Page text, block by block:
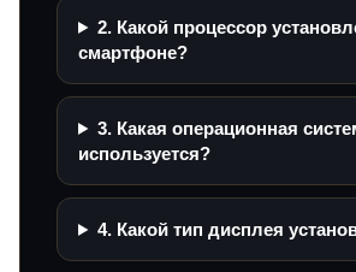
2. Какой процессор
смартфоне?
3. Какая операционная
используется?
4. Какой тип дисплея